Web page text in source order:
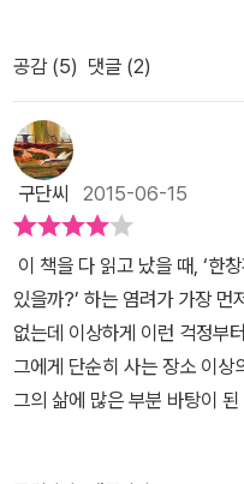
여긴다. 평론가들의 모국어
다.' (p.108) 책에서 작가는 유용주 시인, 고 이문구 선생, 송기원 시
인, 고 박영근 시인, 이흔복 시
시인 등 작가와 교류가 있었던
공지영의 <지리산 행복학교>
준 시인과 안현미 시인에 대한
의 넋두리와도 같은 이 책을
있었다. 삶의 변방으로 밀려났
서 깨닫게 되는 작은 깨달음
내 일인 양 아팠다. '상상보다
이 없다면, 그런 모습이 없다
시와 비도시의 균형을 맞춰줄,
아니라는 것을 보여줄 이 어
지만 그가 고향에서 만난 사
신이 살고 있는 동네에 거지처
과 아우가 되어 그와 술잔을
느껴지지 않는다. 하지만 그가
그 상대가 자신의 여동생이라
마음을 단념 시키려고 그 형을
을 머릿속에 지었다가 부수었
랑의 허무함을 얘기해야 했던
들려주는 그의 살가운 집안
빛이 나고 겨울 바다처럼 고
가로만 활동했던 얘기만 있었
운영하는(운영하기 보다는 장
었다. 그때 만났던 그의 지인
주기를 시간으로 삼아 움직인
생업뿐 아니라 활동 영역을 확
다. 누군가의 삶을 이해하고
않은 시대에 작가는 이들과 가
데 만난 사람들이 소개된다. 속인의 눈으로는 특별할 게 없는 생활인
들이지만 자신이 몸담고 있는
살아났다. 자신과 인연을 맺
하며 쓴 글 곳곳에서 묻어난
목들과 교유하고 소통하는 현
이 변주한 또 다른 삶의 진수
가 고향으로 돌아와 식당을 열
었다,라고 할 수 있는지. 읽지
를 다 알고 있다면 그 책은 이
을 읽으면서 '읽었다'라는 것
가 이리 장황해? 라고 할지 모
'나는 왜 쓰는가'에 대한 물음
많은 질문을 던져보지 않고서
쉬운 일이 아님을 안다. 그에
어려운 것인가에 대한 수많은
있어야 한다고 생각한다. 박상
의 사적인 일기같은 메모들이
을 정리해보려고 할 때 그것
각'이라는 걸 해야하기 때문이
으로든 유의미한 글이 된다
야 하는데 그러기 위해서는 기
공감 (5) 댓글 (2)
구단씨 2015-06-15
이 책을 다 읽고 났을 때, ‘한
있을까?’ 하는 염려가 가장
없는데 이상하게 이런 걱정부
그에게 단순히 사는 장소 이
그의 삶에 많은 부분 바탕이
곤 했다. 그가 글을 쓰는 이유